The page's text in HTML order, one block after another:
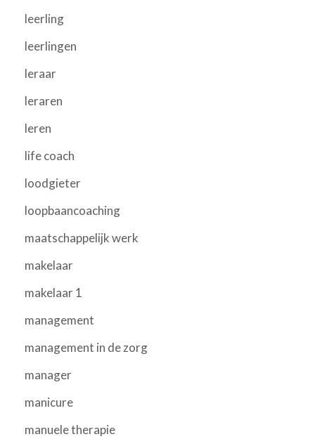
leerling
leerlingen
leraar
leraren
leren
life coach
loodgieter
loopbaancoaching
maatschappelijk werk
makelaar
makelaar 1
management
management in de zorg
manager
manicure
manuele therapie